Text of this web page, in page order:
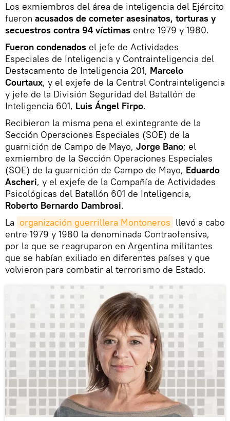
Los exmiembros del área de inteligencia del Ejército
fueron acusados de cometer asesinatos, torturas y
secuestros contra 94 víctimas entre 1979 y 1980.
Fueron condenados el jefe de Actividades
Especiales de Inteligencia y Contrainteligencia del
Destacamento de Inteligencia 201, Marcelo
Courtaux, y el exjefe de la Central Contrainteligencia
y jefe de la División Seguridad del Batallón de
Inteligencia 601, Luis Ángel Firpo.
Recibieron la misma pena el exintegrante de la
Sección Operaciones Especiales (SOE) de la
guarnición de Campo de Mayo, Jorge Bano; el
exmiembro de la Sección Operaciones Especiales
(SOE) de la guarnición de Campo de Mayo, Eduardo
Ascheri, y el exjefe de la Compañía de Actividades
Psicológicas del Batallón 601 de Inteligencia,
Roberto Bernardo Dambrosi.
La organización guerrillera Montoneros llevó a cabo
entre 1979 y 1980 la denominada Contraofensiva,
por la que se reagruparon en Argentina militantes
que se habían exiliado en diferentes países y que
volvieron para combatir al terrorismo de Estado.